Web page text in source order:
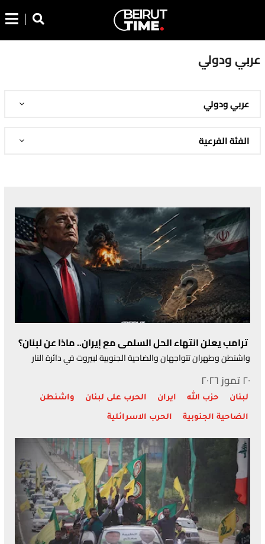
عربي ودولي
ترامب يعلن انتهاء الحل السلمي مع إيران.. ماذا عن لبنان؟
واشنطن وطهران تتواجهان والضاحية الجنوبية لبيروت في دائرة النار
٢٠ تموز ٢٠٢٦
لبنان حزب الله ايران الحرب على لبنان واشنطن
الضاحية الجنوبية الحرب الاسرائلية